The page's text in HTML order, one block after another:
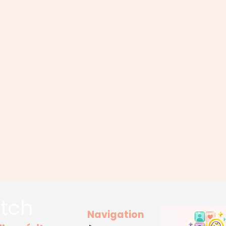
Navigation